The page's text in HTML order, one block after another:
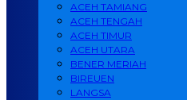
ACEH TAMIANG
ACEH TENGAH
ACEH TIMUR
ACEH UTARA
BENER MERIAH
BIREUEN
LANGSA